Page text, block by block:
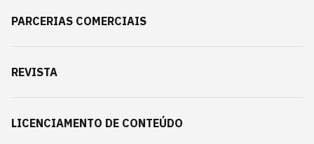
PARCERIAS COMERCIAIS
REVISTA
LICENCIAMENTO DE CONTEÚDO